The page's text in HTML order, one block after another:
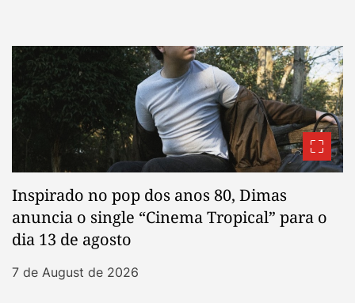
Inspirado no pop dos anos 80, Dimas
anuncia o single “Cinema Tropical” para o
dia 13 de agosto
7 de August de 2026